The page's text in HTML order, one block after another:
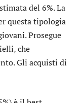
del 6%. La
questa tipologia
Prosegue
che
Gli acquisti di